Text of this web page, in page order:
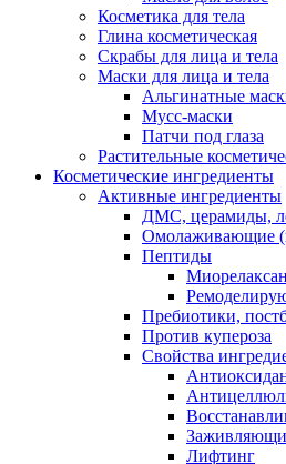
Косметика для тела
Глина косметическая
Скрабы для лица и тела
Маски для лица и тела
Альгинатные
Мусс-маски
Патчи под глаза
Растительные
Косметические ингредиенты
Активные ингредиенты
ДМС, церамиды,
Омолаживающие
Пептиды
Пребиотики,
Против купероза
Свойства
Лифтинг